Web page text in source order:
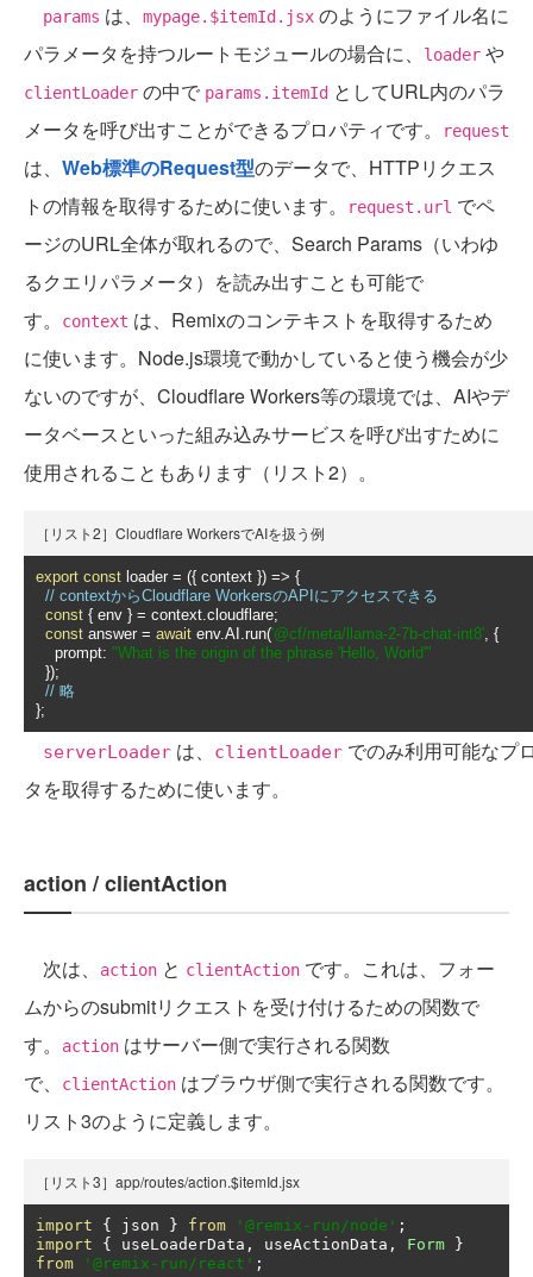
params は、 mypage.$itemId.jsx のようにファイル名に
パラメータを持つルートモジュールの場合に、
loader や
clientLoader の中で params.itemId としてURL内のパラ
メータを呼び出すことができるプロパティです。
request
は、 Web標準のRequest型のデータで、HTTPリクエス
トの情報を取得するために使います。
request.url でペ
ージのURL全体が取れるので、Search Params（いわゆ
るクエリパラメータ）を読み出すことも可能で
す。
context は、Remixのコンテキストを取得するため
に使います。Node.js環境で動かしていると使う機会が少
ないのですが、Cloudflare Workers等の環境では、AIやデ
ータベースといった組み込みサービスを呼び出すために
使用されることもあります（リスト2）。
［リスト2］Cloudflare WorkersでAIを扱う例
export const loader = ({ context }) => {
// contextからCloudflare WorkersのAPIにアクセスできる
const { env } = context.cloudflare;
const answer = await env.AI .run('@cf/meta/l lama-2-7b-chat-int8', {
prompt: "What is the origin of the phrase 'Hello, World'"
});
// 略
};
serverLoader は、 clientLoader でのみ利用可能なプ
タを取得するために使います。
action / clientAction
次は、 action と clientAction です。これは、フォー
ムからのsubmitリクエストを受け付けるための関数で
す。
action はサーバー側で実行される関数
で、
clientAction はブラウザ側で実行される関数です。
リスト3のように定義します。
［リスト3］app/routes/action.$itemId.jsx
import { json } from '@remix-run/node' ;
import
{ useLoaderData , useActionData , Form
}
from
'@remix-run/react' ;